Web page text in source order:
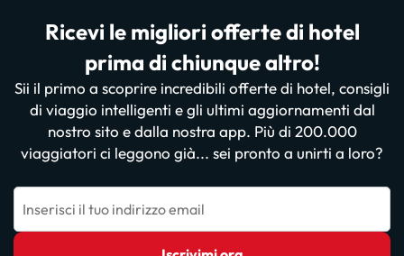
Ricevi le migliori offerte di hotel
prima di chiunque altro!
Sii il primo a scoprire incredibili offerte di hotel, consigli
di viaggio intelligenti e gli ultimi aggiornamenti dal
nostro sito e dalla nostra app. Più di 200.000
viaggiatori ci leggono già... sei pronto a unirti a loro?
Inserisci il tuo indirizzo email